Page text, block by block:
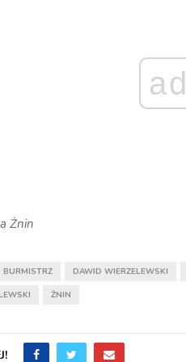
ad
Żnin
BURMISTRZ DAWID WIERZELEWSKI
ŻNIN